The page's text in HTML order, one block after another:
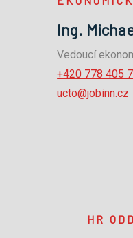
Ing.
Vedoucí
+420 778 405
ucto@jobinn.cz
HR